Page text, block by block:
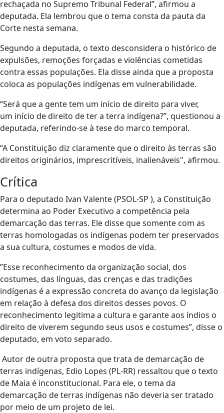
rechaçada no Supremo Tribunal Federal”, afirmou a
deputada. Ela lembrou que o tema consta da pauta da
Corte nesta semana.
Segundo a deputada, o texto desconsidera o histórico de
expulsões, remoções forçadas e violências cometidas
contra essas populações. Ela disse ainda que a proposta
coloca as populações indígenas em vulnerabilidade.
“Será que a gente tem um início de direito para viver,
um início de direito de ter a terra indígena?”, questionou a
deputada, referindo-se à tese do marco temporal.
“A Constituição diz claramente que o direito às terras são
direitos originários, imprescritíveis, inalienáveis", afirmou.
Crítica
Para o deputado Ivan Valente (PSOL-SP ), a Constituição
determina ao Poder Executivo a competência pela
demarcação das terras. Ele disse que somente com as
terras homologadas os indígenas podem ter preservados
a sua cultura, costumes e modos de vida.
”Esse reconhecimento da organização social, dos
costumes, das línguas, das crenças e das tradições
indígenas é a expressão concreta do avanço da legislação
em relação à defesa dos direitos desses povos. O
reconhecimento legitima a cultura e garante aos índios o
direito de viverem segundo seus usos e costumes”, disse o
deputado, em voto separado.
Autor de outra proposta que trata de demarcação de
terras indígenas, Edio Lopes (PL-RR) ressaltou que o texto
de Maia é inconstitucional. Para ele, o tema da
demarcação de terras indígenas não deveria ser tratado
por meio de um projeto de lei.